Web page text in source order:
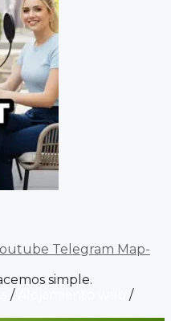
Telegram Map-
simple.
/
/